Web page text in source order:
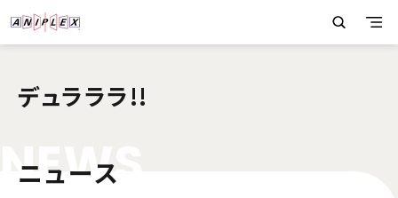
デュラララ!!
NEWS
ニュース